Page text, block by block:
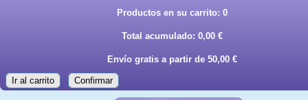
Productos en su carrito: 0
Total acumulado: 0,00 €
Envío gratis a partir de 50,00 €
Ir al carrito Confirmar